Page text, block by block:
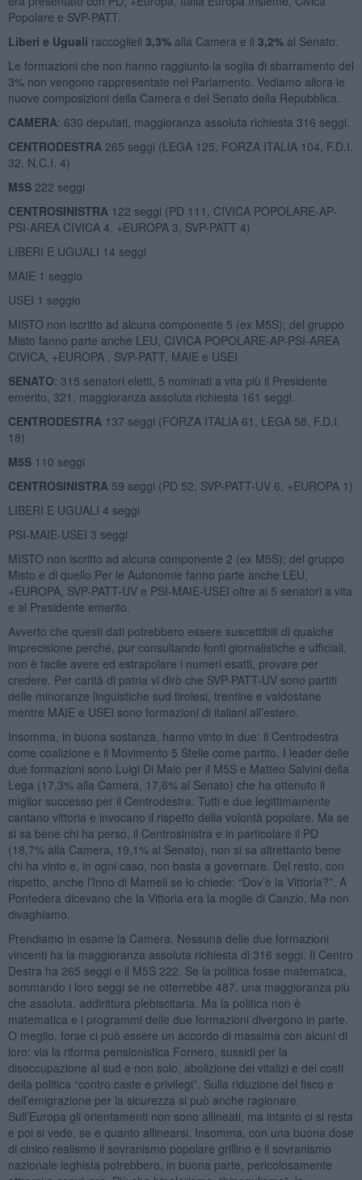
Popolare e SVP-PATT.
Liberi e Uguali raccoglieil 3,3% alla Camera e il 3,2% al Senato.
Le formazioni che non hanno raggiunto la soglia di sbarramento del
3% non vengono rappresentate nel Parlamento. Vediamo allora le
nuove composizioni della Camera e del Senato della Repubblica.
CAMERA: 630 deputati, maggioranza assoluta richiesta 316 seggi.
CENTRODESTRA 265 seggi (LEGA 125, FORZA ITALIA 104, F.D.I.
32, N.C.I. 4)
M5S222 seggi
CENTROSINISTRA 122 seggi (PD 111, CIVICA POPOLARE-AP-
PSI-AREA CIVICA 4, +EUROPA 3, SVP-PATT 4)
LIBERI E UGUALI 14 seggi
MAIE 1 seggio
USEI 1 seggio
MISTO non iscritto ad alcuna componente 5 (ex M5S); del gruppo
Misto fanno parte anche LEU, CIVICA POPOLARE-AP-PSI-AREA
CIVICA, +EUROPA , SVP-PATT, MAIE e USEI
SENATO: 315 senatori eletti, 5 nominati a vita più il Presidente
emerito, 321, maggioranza assoluta richiesta 161 seggi.
CENTRODESTRA 137 seggi (FORZA ITALIA 61, LEGA 58, F.D.I.
18)
M5S110 seggi
CENTROSINISTRA 59 seggi (PD 52, SVP-PATT-UV 6, +EUROPA 1)
LIBERI E UGUALI 4 seggi
PSI-MAIE-USEI 3 seggi
MISTO non iscritto ad alcuna componente 2 (ex M5S); del gruppo
Misto e di quello Per le Autonomie fanno parte anche LEU,
+EUROPA, SVP-PATT-UV e PSI-MAIE-USEI oltre ai 5 senatori a vita
e al Presidente emerito.
Avverto che questi dati potrebbero essere suscettibili di qualche
imprecisione perché, pur consultando fonti giornalistiche e ufficiali,
non è facile avere ed estrapolare i numeri esatti, provare per
credere. Per carità di patria vi dirò che SVP-PATT-UV sono partiti
delle minoranze linguistiche sud tirolesi, trentine e valdostane
mentre MAIE e USEI sono formazioni di italiani all’estero.
Insomma, in buona sostanza, hanno vinto in due: il Centrodestra
come coalizione e il Movimento 5 Stelle come partito. I leader delle
due formazioni sono Luigi Di Maio per il M5S e Matteo Salvini della
Lega (17,3% alla Camera, 17,6% al Senato) che ha ottenuto il
miglior successo per il Centrodestra. Tutti e due legittimamente
cantano vittoria e invocano il rispetto della volontà popolare. Ma se
si sa bene chi ha perso, il Centrosinistra e in particolare il PD
(18,7% alla Camera, 19,1% al Senato), non si sa altrettanto bene
chi ha vinto e, in ogni caso, non basta a governare. Del resto, con
rispetto, anche l’Inno di Mameli se lo chiede: “Dov’è la Vittoria?”. A
Pontedera dicevano che la Vittoria era la moglie di Canzio. Ma non
divaghiamo.
Prendiamo in esame la Camera. Nessuna delle due formazioni
vincenti ha la maggioranza assoluta richiesta di 316 seggi. Il Centro
Destra ha 265 seggi e il M5S 222. Se la politica fosse matematica,
sommando i loro seggi se ne otterrebbe 487, una maggioranza più
che assoluta, addirittura plebiscitaria. Ma la politica non è
matematica e i programmi delle due formazioni divergono in parte.
O meglio, forse ci può essere un accordo di massima con alcuni di
loro: via la riforma pensionistica Fornero, sussidi per la
disoccupazione al sud e non solo, abolizione dei vitalizi e dei costi
della politica “contro caste e privilegi”. Sulla riduzione del fisco e
dell’emigrazione per la sicurezza si può anche ragionare.
Sull’Europa gli orientamenti non sono allineati, ma intanto ci si resta
e poi si vede, se e quanto allinearsi. Insomma, con una buona dose
di cinico realismo il sovranismo popolare grillino e il sovranismo
nazionale leghista potrebbero, in buona parte, pericolosamente